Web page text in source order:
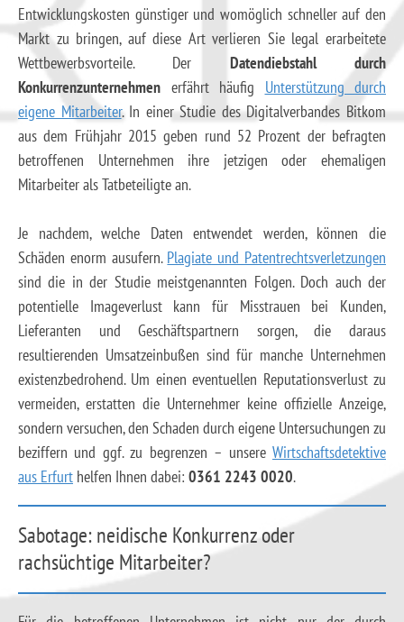
Entwicklungskosten günstiger und womöglich schneller auf den
Markt zu bringen, auf diese Art verlieren Sie legal erarbeitete
Wettbewerbsvorteile. Der Datendiebstahl durch
Konkurrenzunternehmen erfährt häufig Unterstützung durch
eigene Mitarbeiter. In einer Studie des Digitalverbandes Bitkom
aus dem Frühjahr 2015 geben rund 52 Prozent der befragten
betroffenen Unternehmen ihre jetzigen oder ehemaligen
Mitarbeiter als Tatbeteiligte an.
Je nachdem, welche Daten entwendet werden, können die
Schäden enorm ausufern. Plagiate und Patentrechtsverletzungen
sind die in der Studie meistgenannten Folgen. Doch auch der
potentielle Imageverlust kann für Misstrauen bei Kunden,
Lieferanten und Geschäftspartnern sorgen, die daraus
resultierenden Umsatzeinbußen sind für manche Unternehmen
existenzbedrohend. Um einen eventuellen Reputationsverlust zu
vermeiden, erstatten die Unternehmer keine offizielle Anzeige,
sondern versuchen, den Schaden durch eigene Untersuchungen zu
beziffern und ggf. zu begrenzen – unsere Wirtschaftsdetektive
aus Erfurt helfen Ihnen dabei: 0361 2243 0020.
Sabotage: neidische Konkurrenz oder
rachsüchtige Mitarbeiter?